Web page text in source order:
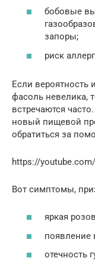
бобовые
запоры;
риск
Если вероятность
фасоль невелика,
встречаются
новый пищевой
обратиться за
https://
Вот симптомы,
яркая
появление
отечность